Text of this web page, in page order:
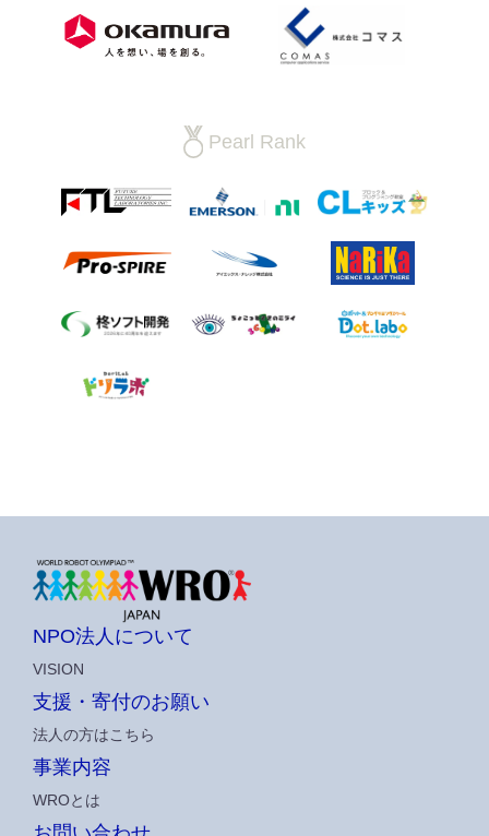
Pearl Rank
NPO法人について
VISION
支援・寄付のお願い
法人の方はこちら
事業内容
WROとは